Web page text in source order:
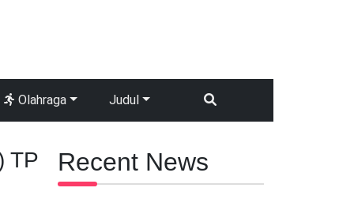
Olahraga Judul
TP Recent News